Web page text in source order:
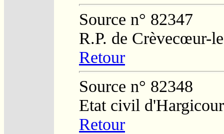
Source n° 82347
R.P. de Crèvecœur-
Retour
Source n° 82348
Etat civil
Retour